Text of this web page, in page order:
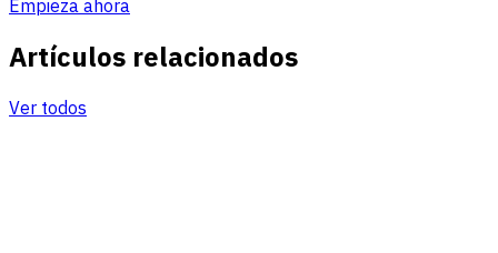
Empieza ahora
Artículos relacionados
Ver todos